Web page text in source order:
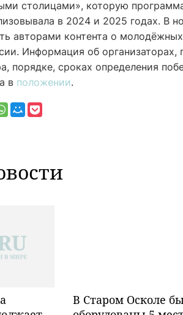
столицами», которую
в 2024 и 2025 годах. В
авторами контента о
Информация об организаторах,
порядке, сроках определения
в положении.
В Старом Осколе